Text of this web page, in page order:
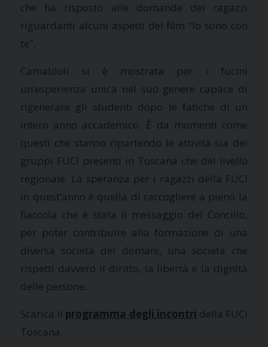
che ha risposto alle domande dei ragazzi
riguardanti alcuni aspetti del film “Io sono con
te”.
Camaldoli si è mostrata per i fucini
un’esperienza unica nel suo genere capace di
rigenerare gli studenti dopo le fatiche di un
intero anno accademico. È da momenti come
questi che stanno ripartendo le attività sia dei
gruppi FUCI presenti in Toscana che del livello
regionale. La speranza per i ragazzi della FUCI
in quest’anno è quella di raccogliere a pieno la
fiaccola che è stata il messaggio del Concilio,
per poter contribuire alla formazione di una
diversa società del domani, una società che
rispetti davvero il diritto, la libertà e la dignità
delle persone.
Scarica il programma degli incontri della FUCI
Toscana.